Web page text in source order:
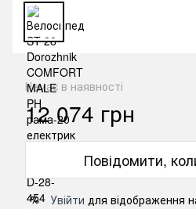
Немає в наявності
12 074 грн
Повідомити,
% Увійти для відображення